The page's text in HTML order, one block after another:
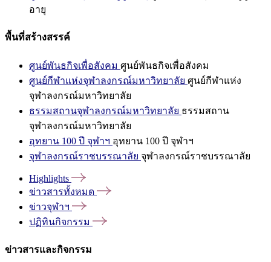
อายุ
พื้นที่สร้างสรรค์
ศูนย์พันธกิจเพื่อสังคม ศูนย์พันธกิจเพื่อสังคม
ศูนย์กีฬาแห่งจุฬาลงกรณ์มหาวิทยาลัย ศูนย์กีฬาแห่ง
จุฬาลงกรณ์มหาวิทยาลัย
ธรรมสถานจุฬาลงกรณ์มหาวิทยาลัย ธรรมสถาน
จุฬาลงกรณ์มหาวิทยาลัย
อุทยาน 100 ปี จุฬาฯ อุทยาน 100 ปี จุฬาฯ
จุฬาลงกรณ์ราชบรรณาลัย จุฬาลงกรณ์ราชบรรณาลัย
Highlights
ข่าวสารทั้งหมด
ข่าวจุฬาฯ
ปฏิทินกิจกรรม
ข่าวสารและกิจกรรม